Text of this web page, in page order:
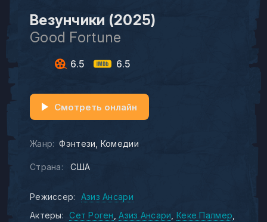
Везунчики (2025)
Good Fortune
6.5 6.5
Жанр: Фэнтези Комедии
Страна: США
Смотреть онлайн
Режиссер:
Азиз Ансари
Актеры:
Сет Роген Азиз Ансари Кеке Палмер